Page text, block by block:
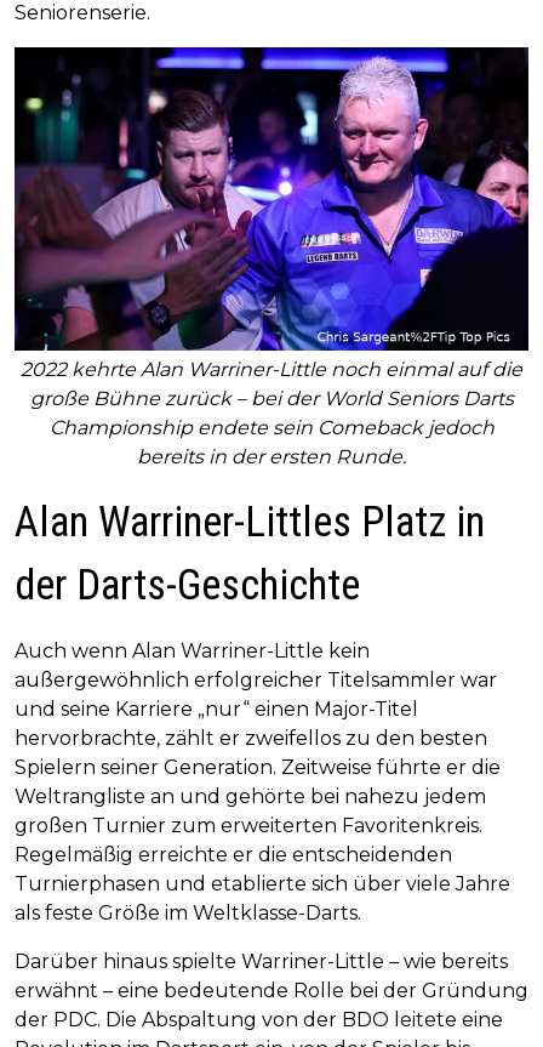
Seniorenserie.
2022 kehrte Alan Warriner-Little noch einmal auf die
große Bühne zurück – bei der World Seniors Darts
Championship endete sein Comeback jedoch
bereits in der ersten Runde.
Alan Warriner-Littles Platz in
der Darts-Geschichte
Auch wenn Alan Warriner-Little kein
außergewöhnlich erfolgreicher Titelsammler war
und seine Karriere „nur“ einen Major-Titel
hervorbrachte, zählt er zweifellos zu den besten
Spielern seiner Generation. Zeitweise führte er die
Weltrangliste an und gehörte bei nahezu jedem
großen Turnier zum erweiterten Favoritenkreis.
Regelmäßig erreichte er die entscheidenden
Turnierphasen und etablierte sich über viele Jahre
als feste Größe im Weltklasse-Darts.
Darüber hinaus spielte Warriner-Little – wie bereits
erwähnt – eine bedeutende Rolle bei der Gründung
der PDC. Die Abspaltung von der BDO leitete eine